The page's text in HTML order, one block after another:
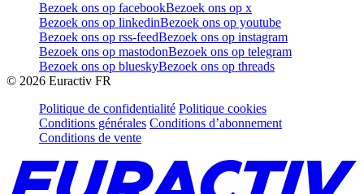
Bezoek ons op facebookBezoek ons op x
Bezoek ons op linkedinBezoek ons op youtube
Bezoek ons op rss-feedBezoek ons op instagram
Bezoek ons op mastodonBezoek ons op telegram
Bezoek ons op blueskyBezoek ons op threads
© 2026 Euractiv FR
Politique de confidentialité Politique cookies
Conditions générales Conditions d’abonnement
Conditions de vente